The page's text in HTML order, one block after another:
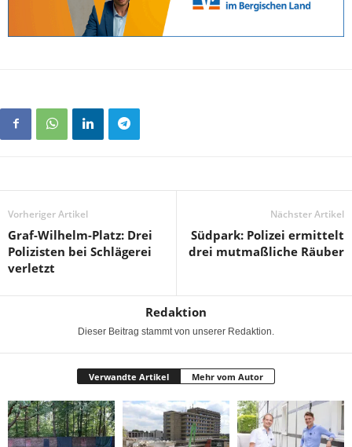
Vorheriger Artikel
Graf-Wilhelm-Platz: Drei
Polizisten bei Schlägerei
verletzt
Nächster Artikel
Südpark: Polizei ermittelt
drei mutmaßliche Räuber
Redaktion
Dieser Beitrag stammt von unserer Redaktion.
Verwandte Artikel Mehr vom Autor